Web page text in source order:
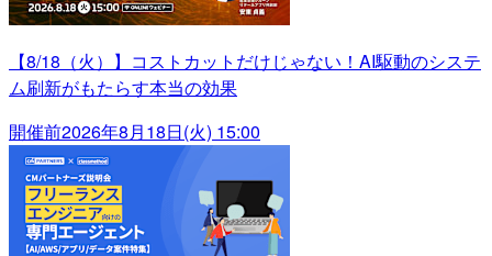
【8/18（火）】コストカットだけじゃない！AI駆動のシステ
ム刷新がもたらす本当の効果
開催前2026年8月18日(火) 15:00